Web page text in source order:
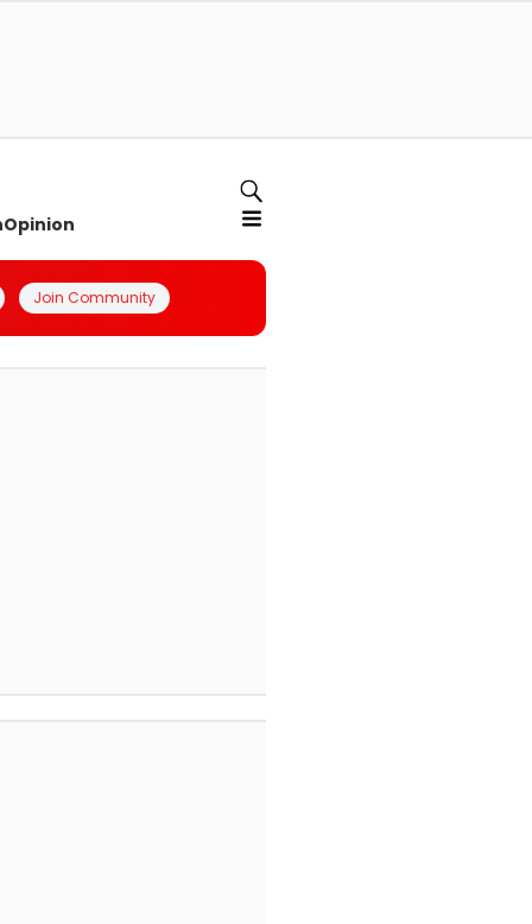
Opinion
Join Community